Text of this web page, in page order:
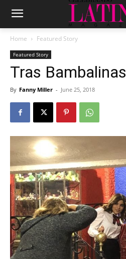
Home Featured Story
Featured Story
Tras Bambalinas
By Fanny Miller - June 25, 2018